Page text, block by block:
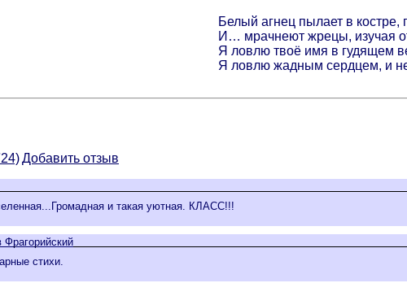
Белый агнец пылает в костре,
И… мрачнеют жрецы, изучая
Я ловлю твоё имя в гудящем
Я ловлю жадным сердцем, и
Добавить отзыв
и такая уютная. КЛАСС!!!
Фрагорийский
стихи.